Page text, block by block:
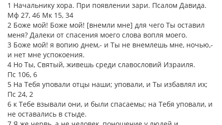
1 Начальнику хора. При появлении зари. Псалом Давида.
Мф 27, 46 Мк 15, 34
2 Боже мой! Боже мой! [внемли мне] для чего Ты оставил
меня? Далеки от спасения моего слова вопля моего.
3 Боже мой! я вопию днем,- и Ты не внемлешь мне, ночью,-
и нет мне успокоения.
4 Но Ты, Святый, живешь среди славословий Израиля.
Пс 106, 6
5 На Тебя уповали отцы наши; уповали, и Ты избавлял их;
Пс 24, 2
6 к Тебе взывали они, и были спасаемы; на Тебя уповали, и
не оставались в стыде.